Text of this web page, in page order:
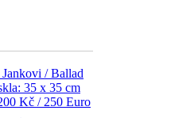
/ Ballad
35 x 35 cm
Kč / 250 Euro